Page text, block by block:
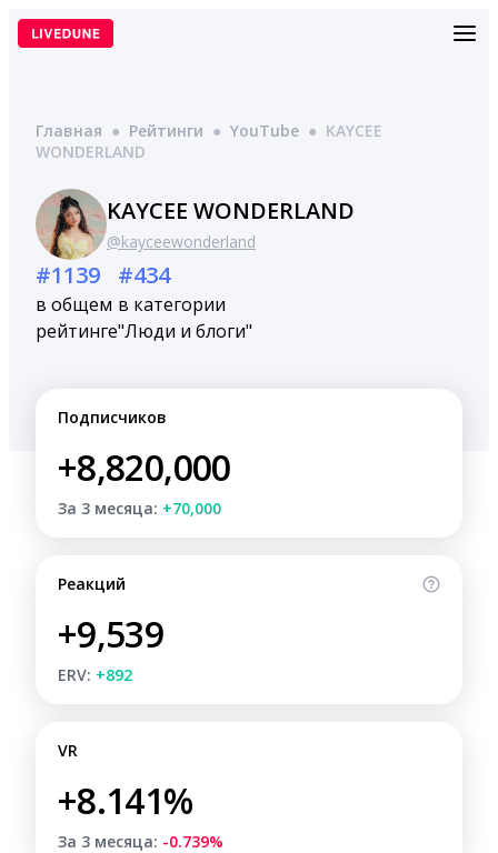
Перейти
Главная ● Рейтинги ● YouTube ● KAYCEE
WONDERLAND
KAYCEE WONDERLAND
@kayceewonderland
#1139
в общем
рейтинге
#434
в категории
"Люди и блоги"
Подписчиков
+8,820,000
За 3 месяца: +70,000
Реакций
+9,539
ERV: +892
VR
+8.141%
За 3 месяца: -0.739%